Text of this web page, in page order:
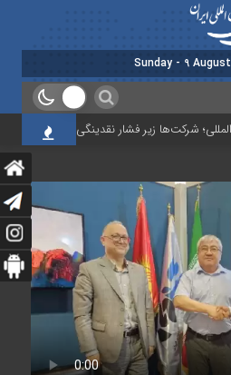
شرکت‌ها زیر فشار نقدینگی، مالیات و افت